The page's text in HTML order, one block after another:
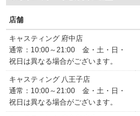
店舗
キャスティング 府中店
通常：10:00～21:00 金・土・日・
祝日は異なる場合がございます。
キャスティング 八王子店
通常：10:00～21:00 金・土・日・
祝日は異なる場合がございます。